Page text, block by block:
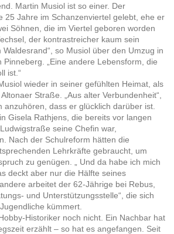
Martin Musiol ist so einer. Der
25 Jahre im Schanzenviertel gelebt, ehe er
Söhnen, die im Viertel geboren worden
der kontrastreicher kaum sein
Waldesrand“, so Musiol über den Umzug in
Pinneberg. „Eine andere Lebensform, die
ist.“
wieder in seiner gefühlten Heimat, als
Straße. „Aus alter Verbundenheit“,
anzuhören, dass er glücklich darüber ist.
Gisela Rathjens, die bereits vor langen
seine Chefin war,
Nach der Schulreform hätten die
Lehrkräfte gebraucht, um
zu genügen. „ Und da habe ich mich
deckt aber nur die Hälfte seines
arbeitet der 62-Jährige bei Rebus,
und Unterstützungsstelle“, die sich
kümmert.
Historiker noch nicht. Ein Nachbar hat
erzählt – so hat es angefangen. Seit